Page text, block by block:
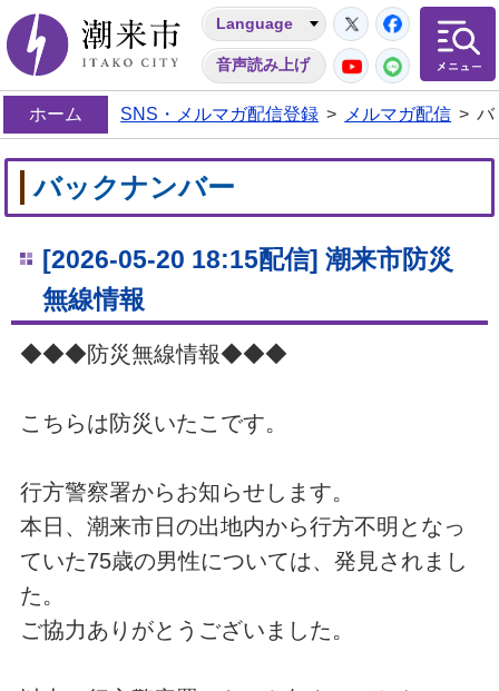
潮来市
Language
音声読み上げ
Twitter
YouTube
LINE
ホーム SNS・メルマガ配信登録 > メルマガ配信 > バ
バックナンバー
[2026-05-20 18:15配信] 潮来市防災
無線情報
◆◆◆防災無線情報◆◆◆
こちらは防災いたこです。
行方警察署からお知らせします。
本日、潮来市日の出地内から行方不明となっ
ていた75歳の男性については、発見されまし
た。
ご協力ありがとうございました。